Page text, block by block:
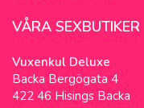
VÅRA SEXBUTIKER
Vuxenkul Deluxe
Backa Bergögata 4
422 46 Hisings Backa